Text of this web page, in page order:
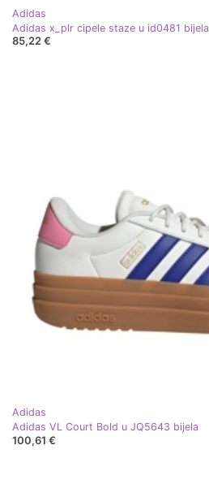
Adidas
Adidas x_plr cipele staze u id0481 bijela
85,22 €
Adidas
Adidas VL Court Bold u JQ5643 bijela
100,61 €